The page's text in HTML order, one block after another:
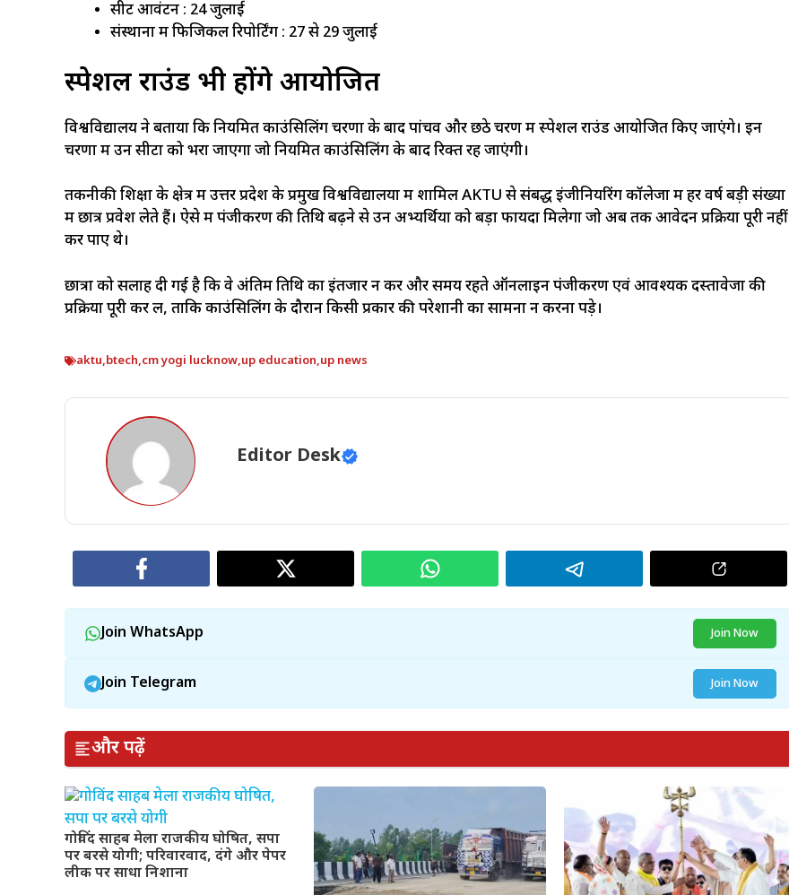
सीट आवंटन : 24 जुलाई
संस्थानों में फिजिकल रिपोर्टिंग : 27 से 29 जुलाई
स्पेशल राउंड भी होंगे आयोजित
विश्वविद्यालय ने बताया कि नियमित काउंसिलिंग चरणों के बाद पांचवें और छठे चरण में स्पेशल राउंड आयोजित किए जाएंगे। इन
चरणों में उन सीटों को भरा जाएगा जो नियमित काउंसिलिंग के बाद रिक्त रह जाएंगी।
तकनीकी शिक्षा के क्षेत्र में उत्तर प्रदेश के प्रमुख विश्वविद्यालयों में शामिल AKTU से संबद्ध इंजीनियरिंग कॉलेजों में हर वर्ष बड़ी संख्या
में छात्र प्रवेश लेते हैं। ऐसे में पंजीकरण की तिथि बढ़ने से उन अभ्यर्थियों को बड़ा फायदा मिलेगा जो अब तक आवेदन प्रक्रिया पूरी नहीं
कर पाए थे।
छात्रों को सलाह दी गई है कि वे अंतिम तिथि का इंतजार न करें और समय रहते ऑनलाइन पंजीकरण एवं आवश्यक दस्तावेजों की
प्रक्रिया पूरी कर लें, ताकि काउंसिलिंग के दौरान किसी प्रकार की परेशानी का सामना न करना पड़े।
aktu,btech,cm yogi lucknow,up education,up news
Editor Desk
Join WhatsApp Join Now
Join Telegram Join Now
और पढ़ें
गोविंद साहब मेला राजकीय घोषित, सपा
पर बरसे योगी; परिवारवाद, दंगे और पेपर
लीक पर साधा निशाना